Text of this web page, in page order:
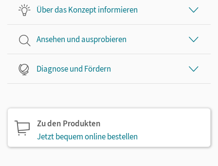
Über das Konzept informieren
Ansehen und ausprobieren
Diagnose und Fördern
Zu den Produkten
Jetzt bequem online bestellen